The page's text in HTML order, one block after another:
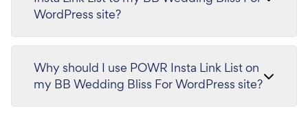
WordPress site?
Why should I use POWR Insta Link List on
my BB Wedding Bliss For WordPress site?